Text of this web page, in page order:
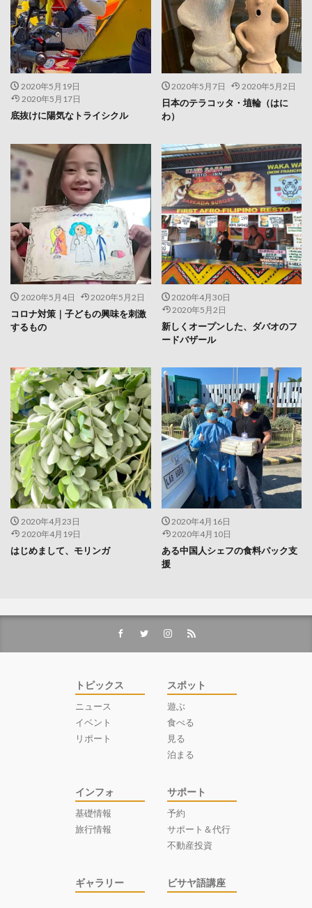
2020年5月19日
2020年5月17日
底抜けに陽気なトライシクル
2020年5月7日 2020年5月2日
日本のテラコッタ・埴輪（はに
わ）
2020年5月4日 2020年5月2日
コロナ対策｜子どもの興味を刺激
するもの
2020年4月30日
2020年5月2日
新しくオープンした、ダバオのフ
ードバザール
2020年4月23日
2020年4月19日
はじめまして、モリンガ
2020年4月16日
2020年4月10日
ある中国人シェフの食料パック支
援
トピックス
ニュース
イベント
リポート
スポット
遊ぶ
食べる
見る
泊まる
インフォ
基礎情報
旅行情報
サポート
予約
サポート＆代行
不動産投資
ギャラリー ビサヤ語講座